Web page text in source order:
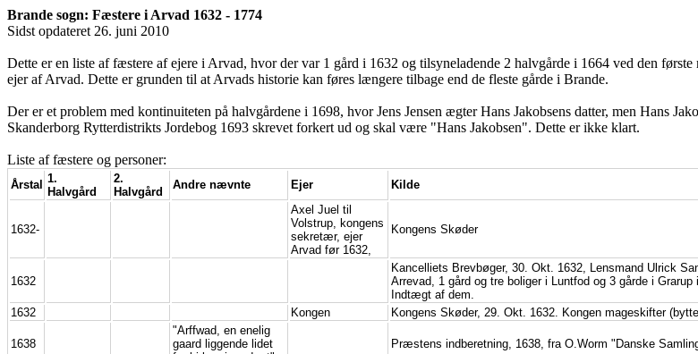
Brande sogn: Fæstere i Arvad 1632 - 1774
Sidst opdateret 26. juni 2010
Dette er en liste af fæstere af ejere i Arvad, hvor der var 1 gård i 1632 og tilsyneladende 2 halvgårde i 1664 ved den
ejer af Arvad. Dette er grunden til at Arvads historie kan føres længere tilbage end de fleste gårde i Brande.
Der er et problem med kontinuiteten på halvgårdene i 1698, hvor Jens Jensen ægter Hans Jakobsens datter, men Hans
Skanderborg Rytterdistrikts Jordebog 1693 skrevet forkert ud og skal være "Hans Jakobsen". Dette er ikke klart.
Liste af fæstere og personer:
Årstal 1.
Halvgård
2.
Halvgård
Andre nævnte Ejer Kilde
1632-
Axel Juel til
Volstrup, kongens
sekretær, ejer
Arvad før 1632,
Kongens Skøder
1632
Kancelliets Brevbøger, 30. Okt. 1632, Lensmand Ulrick
Arrevad, 1 gård og tre boliger i Luntfod og 3 gårde i
Indtægt af dem.
1632
Kongen Kongens Skøder, 29. Okt. 1632. Kongen mageskifter
1638
"Arffwad, en enelig
gaard liggende lidet
Præstens indberetning, 1638, fra O.Worm "Danske